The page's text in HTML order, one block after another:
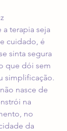
a terapia seja
cuidado, é
sinta segura
que dói sem
simplificação.
nasce de
na
no
da